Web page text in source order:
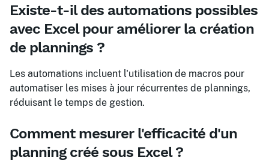
Existe-t-il des automations possibles
avec Excel pour améliorer la création
de plannings ?
Les automations incluent l'utilisation de macros pour
automatiser les mises à jour récurrentes de plannings,
réduisant le temps de gestion.
Comment mesurer l'efficacité d'un
planning créé sous Excel ?